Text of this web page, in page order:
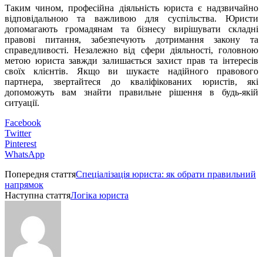
Таким чином, професійна діяльність юриста є надзвичайно
відповідальною та важливою для суспільства. Юристи
допомагають громадянам та бізнесу вирішувати складні
правові питання, забезпечують дотримання закону та
справедливості. Незалежно від сфери діяльності, головною
метою юриста завжди залишається захист прав та інтересів
своїх клієнтів. Якщо ви шукаєте надійного правового
партнера, звертайтеся до кваліфікованих юристів, які
допоможуть вам знайти правильне рішення в будь-якій
ситуації.
Facebook
Twitter
Pinterest
WhatsApp
Попередня статтяСпеціалізація юриста: як обрати правильний
напрямок
Наступна статтяЛогіка юриста